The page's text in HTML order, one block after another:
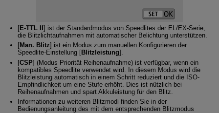
[E-TTL II ] ist der Standardmodus von Speedlites der EL/EX-Serie,
die Blitzlichtaufnahmen mit automatischer Belichtung unterstützen.
[Man. Blitz] ist ein Modus zum manuellen Konfigurieren der
Speedlite-Einstellung [Blitzleistung].
[CSP] (Modus Priorität Reihenaufnahme) ist verfügbar, wenn ein
kompatibles Speedlite verwendet wird. In diesem Modus wird die
Blitzleistung automatisch in einem Schritt reduziert und die ISO-
Empfindlichkeit um eine Stufe erhöht. Dies ist nützlich bei
Reihenaufnahmen und spart Akkuleistung für den Blitz.
Informationen zu weiteren Blitzmodi finden Sie in der
Bedienungsanleitung des mit dem entsprechenden Blitzmodus